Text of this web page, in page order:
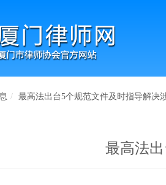
最高法出台5个规范文件及时指导解决
最高法